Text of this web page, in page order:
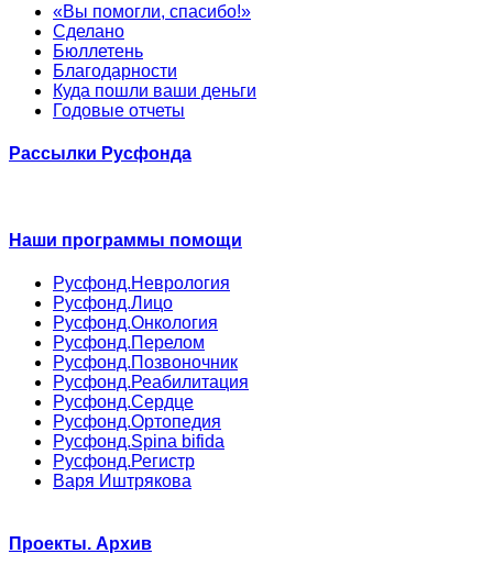
«Вы помогли, спасибо!»
Сделано
Бюллетень
Благодарности
Куда пошли ваши деньги
Годовые отчеты
Рассылки Русфонда
Наши программы помощи
Русфонд.Неврология
Русфонд.Лицо
Русфонд.Онкология
Русфонд.Перелом
Русфонд.Позвоночник
Русфонд.Реабилитация
Русфонд.Сердце
Русфонд.Ортопедия
Русфонд.Spina bifida
Русфонд.Регистр
Варя Иштрякова
Проекты. Архив